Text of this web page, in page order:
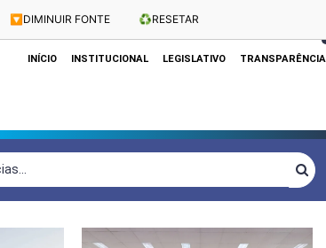
🔽 DIMINUIR FONTE ♻️RESETAR
Dias e Horários das Sessões: Terças e Quartas às 10h
INÍCIO INSTITUCIONAL LEGISLATIVO TRANSPARÊNCIA